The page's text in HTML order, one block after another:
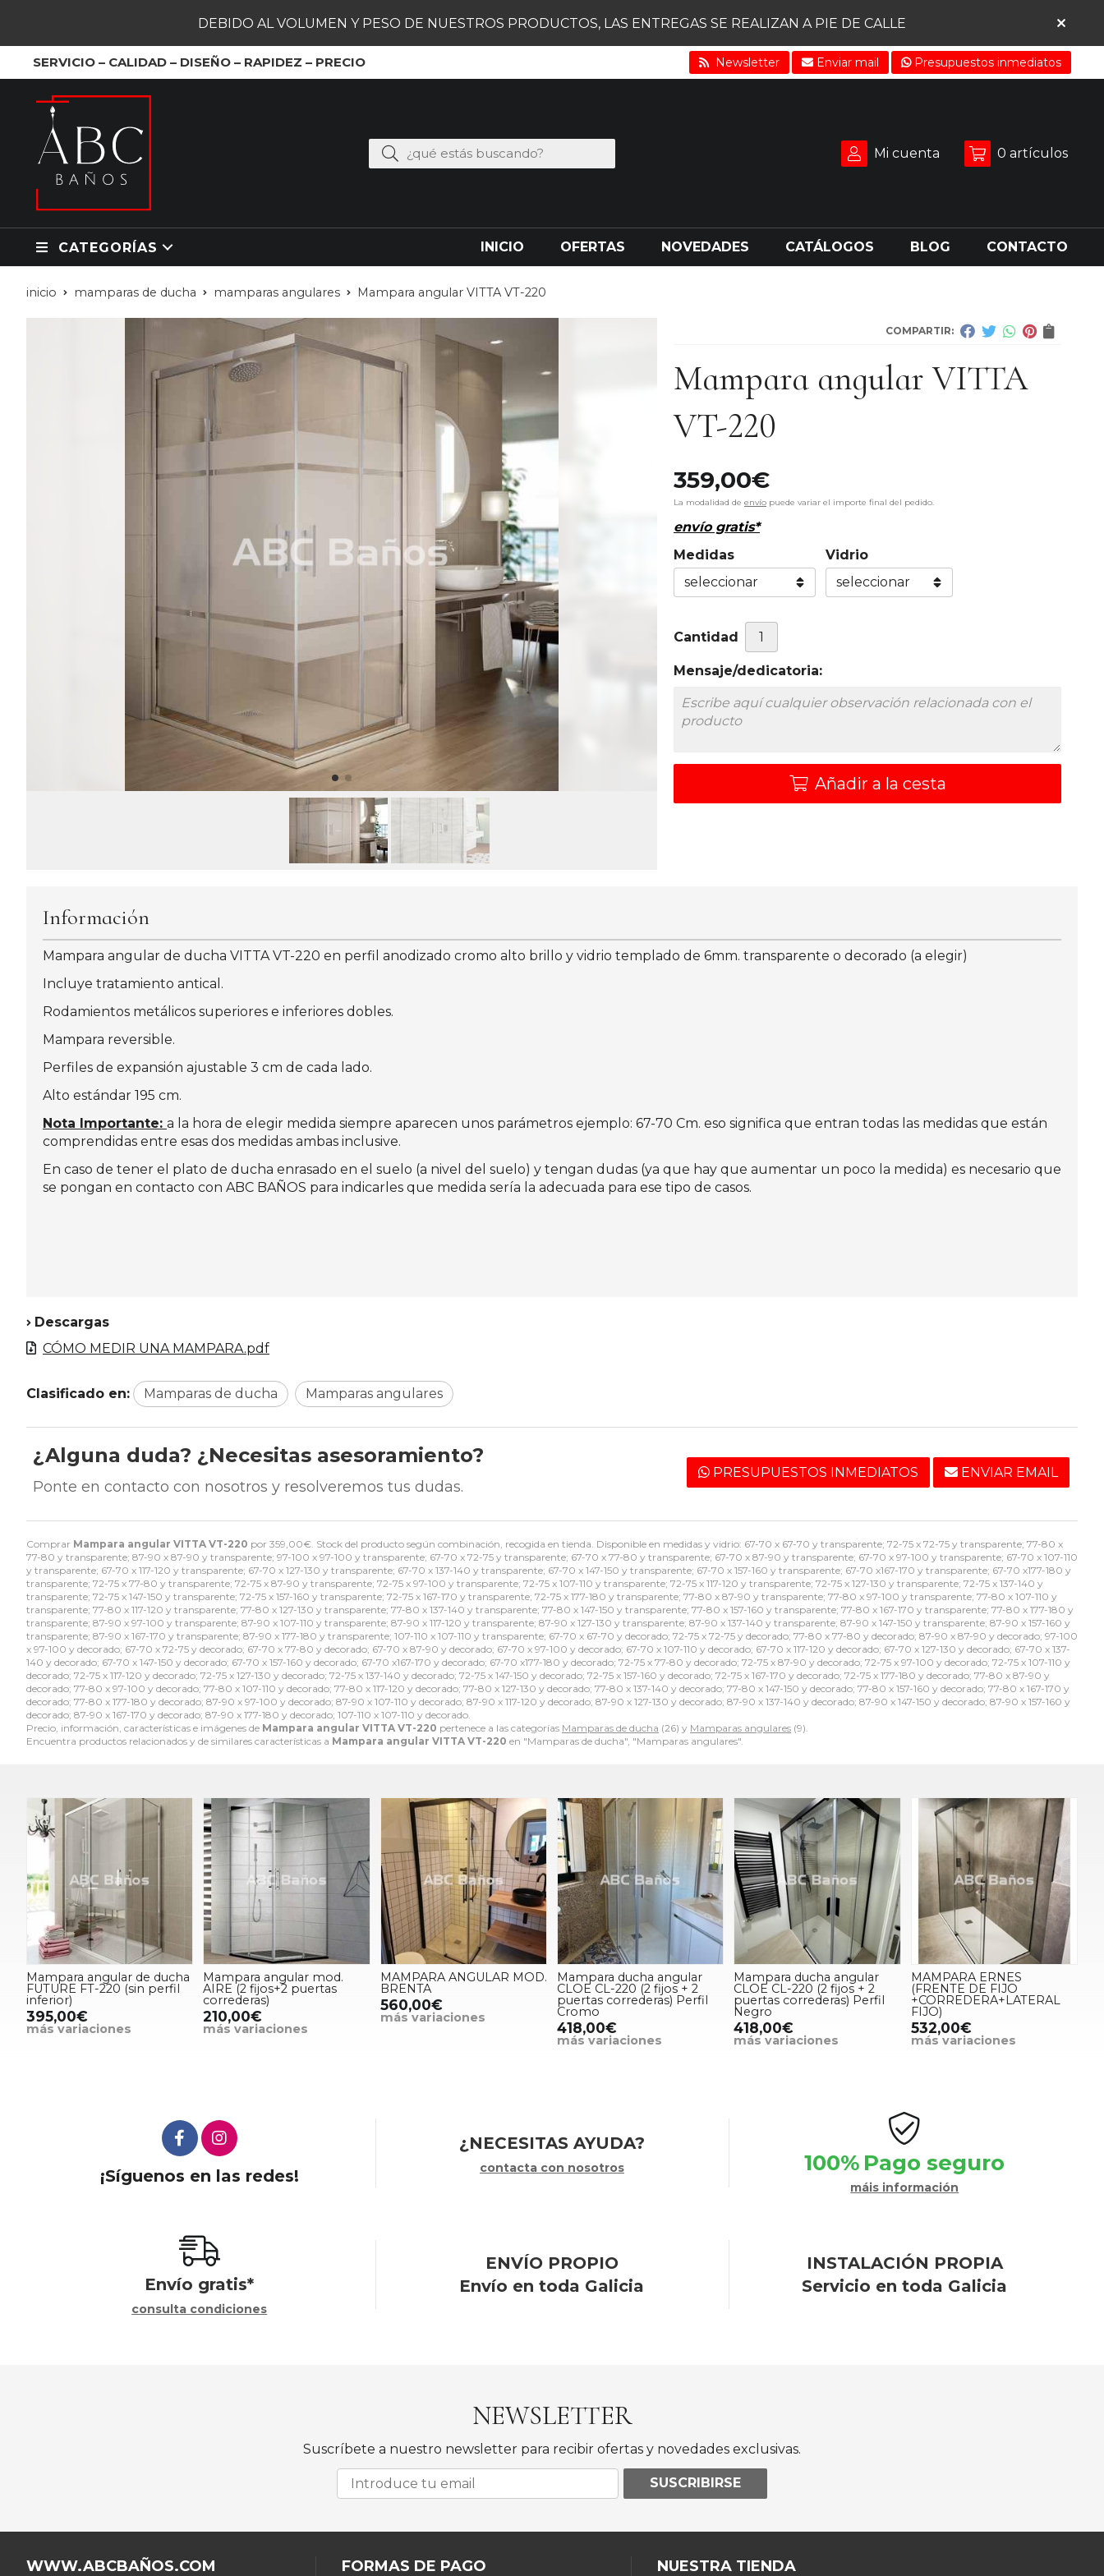
DEBIDO AL VOLUMEN Y PESO DE NUESTROS PRODUCTOS, LAS ENTREGAS SE REALIZAN A PIE DE CALLE
SERVICIO – CALIDAD – DISEÑO – RAPIDEZ – PRECIO Newsletter Enviar mail Presupuestos inmediatos
Mi cuenta 0 artículos
CATEGORÍAS INICIO OFERTAS NOVEDADES CATÁLOGOS BLOG CONTACTO
inicio mamparas de ducha mamparas angulares Mampara angular VITTA VT-220
COMPARTIR:
Mampara angular VITTA
VT-220
359,00€
La modalidad de envío puede variar el importe final del pedido.
envío gratis*
Medidas
Vidrio
Cantidad
Mensaje/dedicatoria:
Añadir a la cesta
Comprar Mampara angular VITTA VT-220 por 359,00€. Stock del producto según combinación, recogida en tienda. Disponible en medidas y vidrio: 67-70 x 67-70 y transparente; 72-75 x 72-75 y transparente; 77-80 x
77-80 y transparente; 87-90 x 87-90 y transparente; 97-100 x 97-100 y transparente; 67-70 x 72-75 y transparente; 67-70 x 77-80 y transparente; 67-70 x 87-90 y transparente; 67-70 x 97-100 y transparente; 67-70 x 107-110
y transparente; 67-70 x 117-120 y transparente; 67-70 x 127-130 y transparente; 67-70 x 137-140 y transparente; 67-70 x 147-150 y transparente; 67-70 x 157-160 y transparente; 67-70 x167-170 y transparente; 67-70 x177-180 y
transparente; 72-75 x 77-80 y transparente; 72-75 x 87-90 y transparente; 72-75 x 97-100 y transparente; 72-75 x 107-110 y transparente; 72-75 x 117-120 y transparente; 72-75 x 127-130 y transparente; 72-75 x 137-140 y
transparente; 72-75 x 147-150 y transparente; 72-75 x 157-160 y transparente; 72-75 x 167-170 y transparente; 72-75 x 177-180 y transparente; 77-80 x 87-90 y transparente; 77-80 x 97-100 y transparente; 77-80 x 107-110 y
transparente; 77-80 x 117-120 y transparente; 77-80 x 127-130 y transparente; 77-80 x 137-140 y transparente; 77-80 x 147-150 y transparente; 77-80 x 157-160 y transparente; 77-80 x 167-170 y transparente; 77-80 x 177-180 y
transparente; 87-90 x 97-100 y transparente; 87-90 x 107-110 y transparente; 87-90 x 117-120 y transparente; 87-90 x 127-130 y transparente; 87-90 x 137-140 y transparente; 87-90 x 147-150 y transparente; 87-90 x 157-160 y
transparente; 87-90 x 167-170 y transparente; 87-90 x 177-180 y transparente; 107-110 x 107-110 y transparente; 67-70 x 67-70 y decorado; 72-75 x 72-75 y decorado; 77-80 x 77-80 y decorado; 87-90 x 87-90 y decorado; 97-100
x 97-100 y decorado; 67-70 x 72-75 y decorado; 67-70 x 77-80 y decorado; 67-70 x 87-90 y decorado; 67-70 x 97-100 y decorado; 67-70 x 107-110 y decorado; 67-70 x 117-120 y decorado; 67-70 x 127-130 y decorado; 67-70 x 137-
140 y decorado; 67-70 x 147-150 y decorado; 67-70 x 157-160 y decorado; 67-70 x167-170 y decorado; 67-70 x177-180 y decorado; 72-75 x 77-80 y decorado; 72-75 x 87-90 y decorado; 72-75 x 97-100 y decorado; 72-75 x 107-110 y
decorado; 72-75 x 117-120 y decorado; 72-75 x 127-130 y decorado; 72-75 x 137-140 y decorado; 72-75 x 147-150 y decorado; 72-75 x 157-160 y decorado; 72-75 x 167-170 y decorado; 72-75 x 177-180 y decorado; 77-80 x 87-90 y
decorado; 77-80 x 97-100 y decorado; 77-80 x 107-110 y decorado; 77-80 x 117-120 y decorado; 77-80 x 127-130 y decorado; 77-80 x 137-140 y decorado; 77-80 x 147-150 y decorado; 77-80 x 157-160 y decorado; 77-80 x 167-170 y
decorado; 77-80 x 177-180 y decorado; 87-90 x 97-100 y decorado; 87-90 x 107-110 y decorado; 87-90 x 117-120 y decorado; 87-90 x 127-130 y decorado; 87-90 x 137-140 y decorado; 87-90 x 147-150 y decorado; 87-90 x 157-160 y
decorado; 87-90 x 167-170 y decorado; 87-90 x 177-180 y decorado; 107-110 x 107-110 y decorado.
Precio, información, características e imágenes de Mampara angular VITTA VT-220 pertenece a las categorías Mamparas de ducha (26) y Mamparas angulares (9).
Encuentra productos relacionados y de similares características a Mampara angular VITTA VT-220 en "Mamparas de ducha", "Mamparas angulares".
Información
Mampara angular de ducha VITTA VT-220 en perfil anodizado cromo alto brillo y vidrio templado de 6mm. transparente o decorado (a elegir)
Incluye tratamiento antical.
Rodamientos metálicos superiores e inferiores dobles.
Mampara reversible.
Perfiles de expansión ajustable 3 cm de cada lado.
Alto estándar 195 cm.
Nota Importante: a la hora de elegir medida siempre aparecen unos parámetros ejemplo: 67-70 Cm. eso significa que entran todas las medidas que están
comprendidas entre esas dos medidas ambas inclusive.
En caso de tener el plato de ducha enrasado en el suelo (a nivel del suelo) y tengan dudas (ya que hay que aumentar un poco la medida) es necesario que
se pongan en contacto con ABC BAÑOS para indicarles que medida sería la adecuada para ese tipo de casos.
Descargas
CÓMO MEDIR UNA MAMPARA.pdf
Clasificado en: Mamparas de ducha Mamparas angulares
¿Alguna duda? ¿Necesitas asesoramiento?
Ponte en contacto con nosotros y resolveremos tus dudas.
PRESUPUESTOS INMEDIATOS ENVIAR EMAIL
Mampara angular de ducha
FUTURE FT-220 (sin perfil
inferior)
395,00€
más variaciones
Mampara angular mod.
AIRE (2 fijos+2 puertas
correderas)
210,00€
más variaciones
MAMPARA ANGULAR MOD.
BRENTA
560,00€
más variaciones
Mampara ducha angular
CLOE CL-220 (2 fijos + 2
puertas correderas) Perfil
Cromo
418,00€
más variaciones
Mampara ducha angular
CLOE CL-220 (2 fijos + 2
puertas correderas) Perfil
Negro
418,00€
más variaciones
MAMPARA ERNES
(FRENTE DE FIJO
+CORREDERA+LATERAL
FIJO)
532,00€
más variaciones
¡Síguenos en las redes!
¿NECESITAS AYUDA?
contacta con nosotros 100% Pago seguro
máis información
Envío gratis*
consulta condiciones
ENVÍO PROPIO
Envío en toda Galicia
INSTALACIÓN PROPIA
Servicio en toda Galicia
NEWSLETTER
Suscríbete a nuestro newsletter para recibir ofertas y novedades exclusivas.
SUSCRIBIRSE
WWW.ABCBAÑOS.COM FORMAS DE PAGO NUESTRA TIENDA